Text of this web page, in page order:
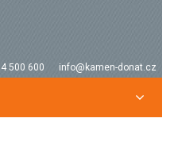
500 600 info@kamen-donat.cz